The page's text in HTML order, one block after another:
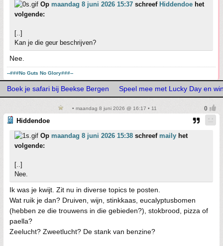
Op maandag 8 juni 2026 15:37 schreef Hiddendoe het
volgende:
[..]
Kan je die geur beschrijven?
Nee.
--###No Guts No Glory###--
Boek je safari bij Beekse Bergen Speel mee met Lucky Day en
• maandag 8 juni 2026 @ 16:17 • 11
Hiddendoe
Op maandag 8 juni 2026 15:38 schreef maily het
volgende:
[..]
Nee.
Ik was je kwijt. Zit nu in diverse topics te posten.
Wat ruik je dan? Druiven, wijn, stinkkaas, eucalyptusbomen
(hebben ze die trouwens in die gebieden?), stokbrood, pizza of
paella?
Zeelucht? Zweetlucht? De stank van benzine?